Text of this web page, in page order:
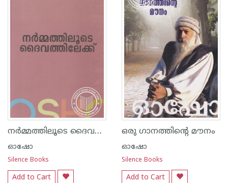
നര്‍മ്മത്തിലൂടെ ദൈവത്തിലേക്ക്
ഓഷോ
Silence Books
Add to Cart
ഒരു ഗാനത്തിന്റെ മൗനം
ഓഷോ
Silence Books
Add to Cart